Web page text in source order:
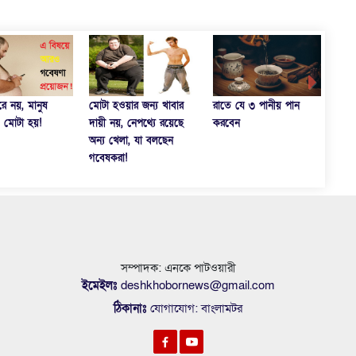
জন্য খাবার
রয়েছে
রাতে যে ৩ পানীয় পান
করবেন
চিয়া সিডস খেলেই বিপদ
সম্পাদক: এনকে পাটওয়ারী
ইমেইলঃ deshkhobornews@gmail.com
ঠিকানাঃ যোগাযোগ: বাংলামটর